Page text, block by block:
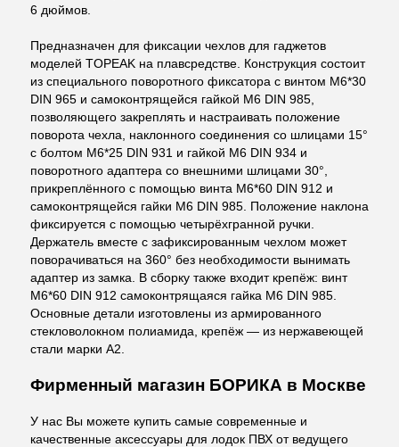
6 дюймов.
Предназначен для фиксации чехлов для гаджетов
моделей TOPEAK на плавсредстве. Конструкция состоит
из специального поворотного фиксатора с винтом M6*30
DIN 965 и самоконтрящейся гайкой M6 DIN 985,
позволяющего закреплять и настраивать положение
поворота чехла, наклонного соединения со шлицами 15°
с болтом M6*25 DIN 931 и гайкой M6 DIN 934 и
поворотного адаптера со внешними шлицами 30°,
прикреплённого с помощью винта M6*60 DIN 912 и
самоконтрящейся гайки M6 DIN 985. Положение наклона
фиксируется с помощью четырёхгранной ручки.
Держатель вместе с зафиксированным чехлом может
поворачиваться на 360° без необходимости вынимать
адаптер из замка. В сборку также входит крепёж: винт
M6*60 DIN 912 самоконтрящаяся гайка M6 DIN 985.
Основные детали изготовлены из армированного
стекловолокном полиамида, крепёж — из нержавеющей
стали марки А2.
Фирменный магазин БОРИКА в Москве
У нас Вы можете купить самые современные и
качественные аксессуары для лодок ПВХ от ведущего